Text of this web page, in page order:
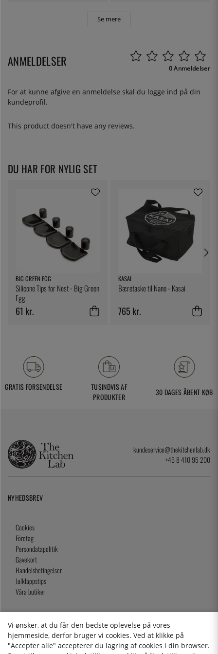
Se mere
ANMELDELSER 0 Anmeldelser
For at kunne afgive en anmeldelse skal du logge ind på din
kundeprofil.
This product doesn't have any reviews.
DU HAR FOR NYLIG SET
BIG GREEN EGG
Silicone Tips for Nest - Big Green
Egg
61 kr.
KASAI
Bæretaske til Nano - Kasai
765 kr.
GRATIS FORSENDELSE
TUSINDVIS AF
PRODUKTER
30 DAGES ÅBENT KØB
kundeservice@thekitchenlab.dk
+46 8 410 95 200
NYHEDSBREV
Cookies
Företag
Persondatapolitik
Gavekort
Handelsbetingelser
Julklappstips
Våra butiker
2026 KitchenLab AB
Vi ønsker, at du får den bedste oplevelse på vores
hjemmeside, derfor bruger vi cookies. Ved at klikke på
"Accepter alle" accepterer du lagring af cookies i din browser.